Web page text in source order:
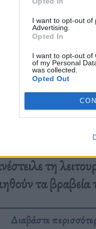
I want to opt-out of
Advertising.
Opted In
I want to opt-out of
of my Personal
was collected.
Opted Out
τη
τα
Διαβάστε